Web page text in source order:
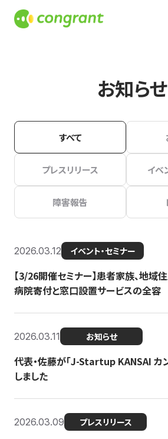
お知らせ
すべて
プレスリリース イベ
障害報告
2026.03.12 イベント・セミナー
【3/26開催セミナー】患者家族、地域
病院寄付と窓口設置サービスの全容
2026.03.11 お知らせ
代表・佐藤が「J-Startup KANSAI カ
しました
2026.03.09 プレスリリース